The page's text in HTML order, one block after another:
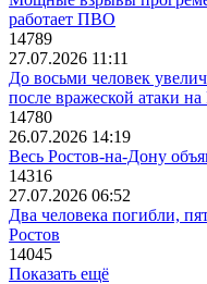
работает ПВО
14789
27.07.2026 11:11
До восьми человек
после вражеской атаки
14780
26.07.2026 14:19
Весь Ростов-на-Дону
14316
27.07.2026 06:52
Два человека погибли,
Ростов
14045
Показать ещё